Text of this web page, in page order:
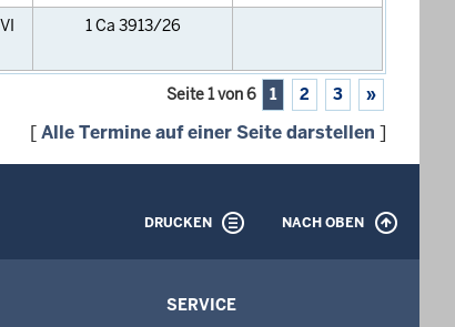
VI 1 Ca 3913/26
Seite 1 von 6 1 2 3 »
[Alle Termine auf einer Seite darstellen ]
DRUCKEN NACH OBEN
SERVICE